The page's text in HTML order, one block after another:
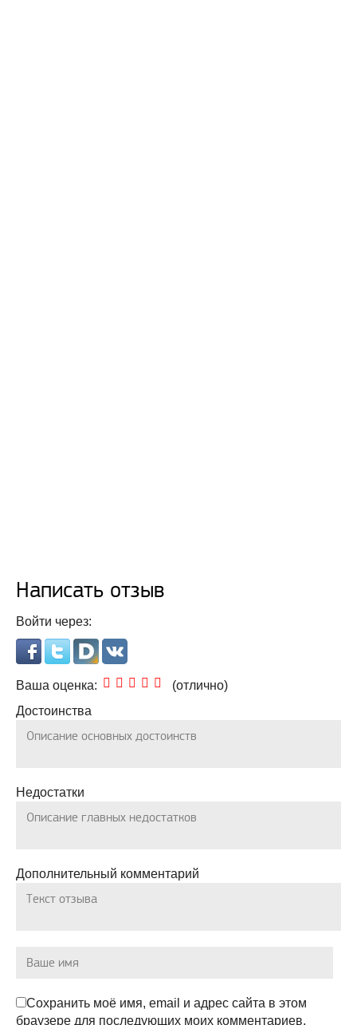
Написать отзыв
Войти через:
Ваша оценка: 5,0
(отлично)
Достоинства
Недостатки
Дополнительный комментарий
Сохранить моё имя, email и адрес сайта в этом
браузере для последующих моих комментариев.